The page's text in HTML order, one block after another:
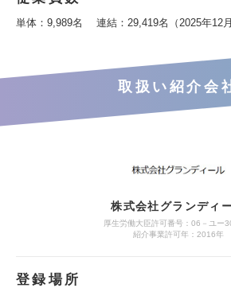
単体：9,989名 連結：29,419名（2025年12月
取扱い紹介会
株式会社グランディ
厚生労働大臣許可番号：06－ユー
紹介事業許可年：2016年
登録場所